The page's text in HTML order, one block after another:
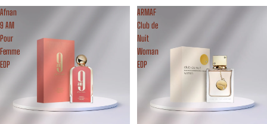
Afnan
9 AM
Pour
Femme
EDP
ARMAF
Club de
Nuit
Woman
EDP